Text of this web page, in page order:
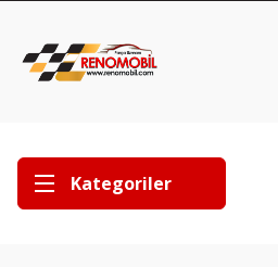
Kategoriler